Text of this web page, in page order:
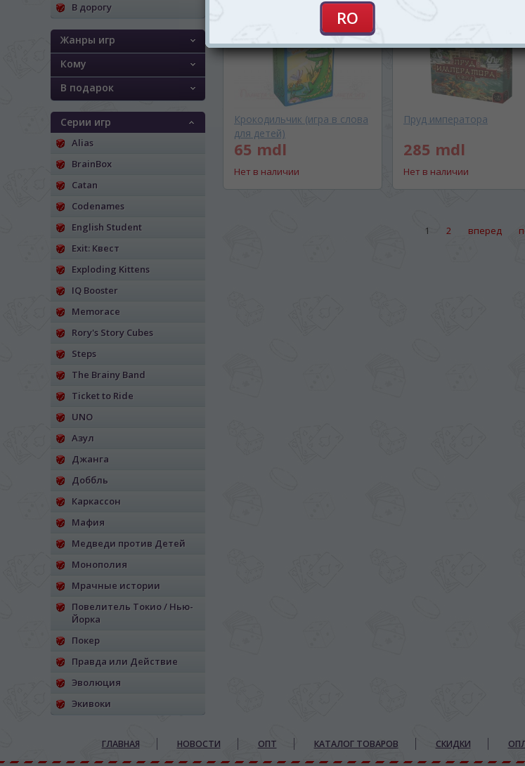
В дорогу
Жанры игр
Кому
В подарок
Серии игр
Alias
BrainBox
Catan
Codenames
English Student
Exit: Квест
Exploding Kittens
IQ Booster
Memorace
Rory's Story Cubes
Steps
The Brainy Band
Ticket to Ride
UNO
Азул
Джанга
Доббль
Каркассон
Мафия
Медведи против Детей
Монополия
Мрачные истории
Повелитель Токио / Нью-
Йорка
Покер
Правда или Действие
Эволюция
Экивоки
Крокодильчик (игра в слова
для детей)
65 mdl
Нет в наличии
Пруд императора
285 mdl
Нет в наличии
1 2 вперед
ГЛАВНАЯ НОВОСТИ ОПТ КАТАЛОГ ТОВАРОВ СКИДКИ